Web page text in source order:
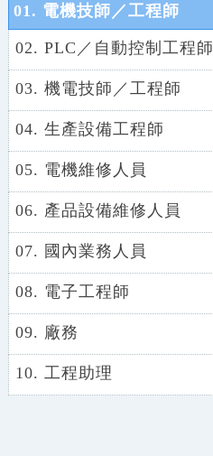
01. 電機技師／工程師
02. PLC／自動控制工程師
03. 機電技師／工程師
04. 生產設備工程師
05. 電機維修人員
06. 產品設備維修人員
07. 國內業務人員
08. 電子工程師
09. 廠務
10. 工程助理